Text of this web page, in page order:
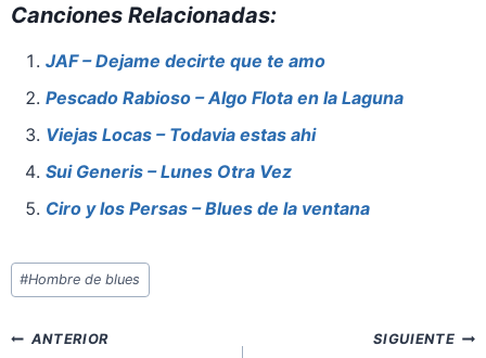
c
e
b
o
o
k
er
e
st
at
s
A
p
p
st
o
d
o
n
ai
l
e
Canciones Relacionadas:
JAF – Dejame decirte que te amo
Pescado Rabioso – Algo Flota en la Laguna
Viejas Locas – Todavia estas ahi
Sui Generis – Lunes Otra Vez
Ciro y los Persas – Blues de la ventana
Etiquetas
de
entrada:
#Hombre de blues
Navegación
ANTERIOR SIGUIENTE